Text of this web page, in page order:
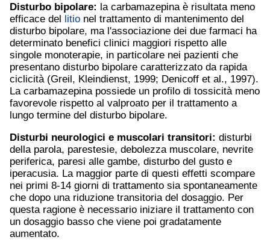
Disturbo bipolare: la carbamazepina è risultata meno
efficace del litio nel trattamento di mantenimento del
disturbo bipolare, ma l'associazione dei due farmaci ha
determinato benefici clinici maggiori rispetto alle
singole monoterapie, in particolare nei pazienti che
presentano disturbo bipolare caratterizzato da rapida
ciclicità (Greil, Kleindienst, 1999; Denicoff et al., 1997).
La carbamazepina possiede un profilo di tossicità meno
favorevole rispetto al valproato per il trattamento a
lungo termine del disturbo bipolare.
Disturbi neurologici e muscolari transitori: disturbi
della parola, parestesie, debolezza muscolare, nevrite
periferica, paresi alle gambe, disturbo del gusto e
iperacusia. La maggior parte di questi effetti scompare
nei primi 8-14 giorni di trattamento sia spontaneamente
che dopo una riduzione transitoria del dosaggio. Per
questa ragione è necessario iniziare il trattamento con
un dosaggio basso che viene poi gradatamente
aumentato.